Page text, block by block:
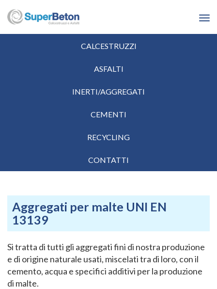
CALCESTRUZZI
ASFALTI
INERTI/AGGREGATI
CEMENTI
RECYCLING
CONTATTI
Aggregati per malte UNI EN
13139
Si tratta di tutti gli aggregati fini di nostra produzione
e di origine naturale usati, miscelati tra di loro, con il
cemento, acqua e specifici additivi per la produzione
di malte.